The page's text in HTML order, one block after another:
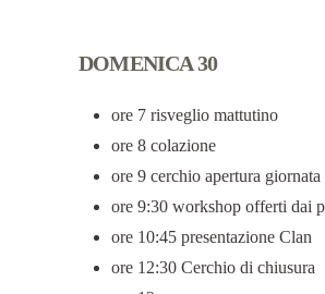
DOMENICA 30
ore 7 risveglio mattutino
ore 8 colazione
ore 9 cerchio apertura giornata
ore 9:30 workshop offerti dai
ore 10:45 presentazione Clan
ore 12:30 Cerchio di chiusura